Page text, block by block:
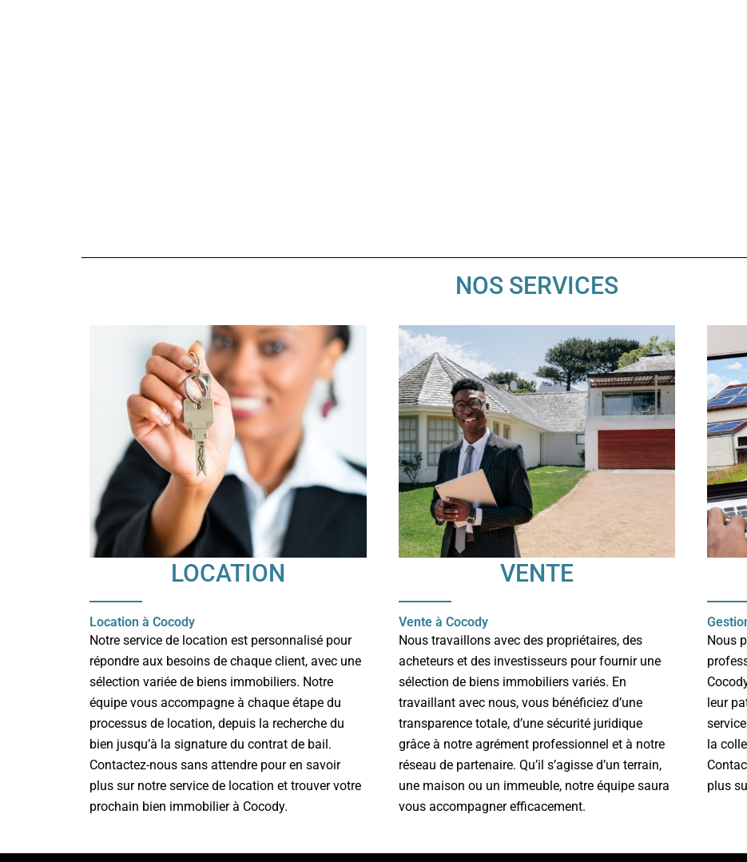
NOS SERVICES
LOCATION
Location à Cocody
Notre service de location est personnalisé pour
répondre aux besoins de chaque client, avec une
sélection variée de biens immobiliers. Notre
équipe vous accompagne à chaque étape du
processus de location, depuis la recherche du
bien jusqu’à la signature du contrat de bail.
Contactez-nous sans attendre pour en savoir
plus sur notre service de location et trouver votre
prochain bien immobilier à Cocody.
VENTE
Vente à Cocody
Nous travaillons avec des propriétaires, des
acheteurs et des investisseurs pour fournir une
sélection de biens immobiliers variés. En
travaillant avec nous, vous bénéficiez d’une
transparence totale, d’une sécurité juridique
grâce à notre agrément professionnel et à notre
réseau de partenaire. Qu’il s’agisse d’un terrain,
une maison ou un immeuble, notre équipe saura
vous accompagner efficacement.
Nous
leur
la
plus